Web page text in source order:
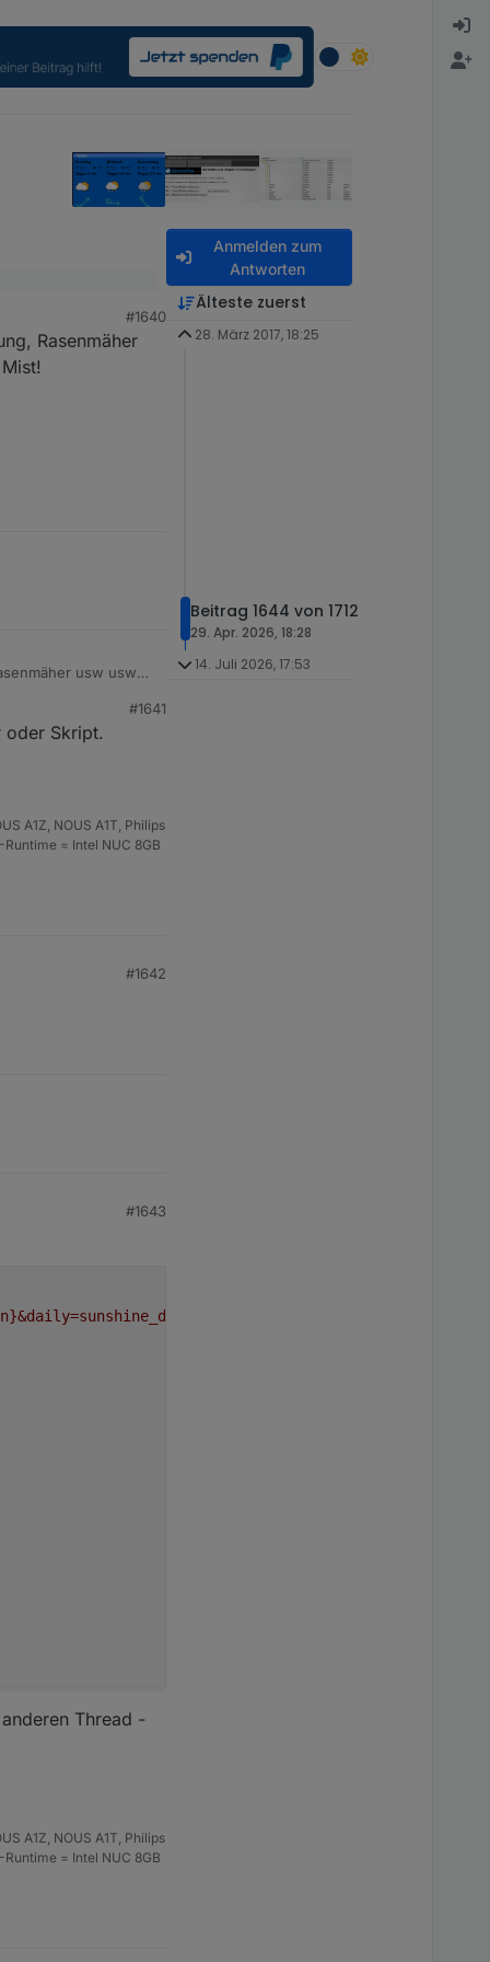
Leider
irgendwas mit
#1640
Rasenmäher
usw usw
#1641
oder Skript.
A1Z, NOUS A1T, Philips
= Intel NUC 8GB
#1642
#1643
&daily=sunshine_duration&timezone=auto`
Thread -
A1Z, NOUS A1T, Philips
= Intel NUC 8GB
Anmelden zum
Antworten
Älteste zuerst
28. März 2017, 18:25
Beitrag 1644 von 1712
29. Apr. 2026, 18:28
14. Juli 2026, 17:53